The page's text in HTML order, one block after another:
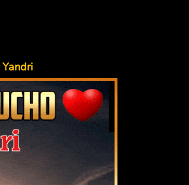
Yandri